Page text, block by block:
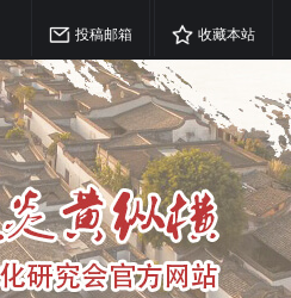
投稿邮箱 收藏本站